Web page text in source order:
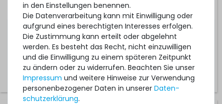
XS3840TE70004
27Stück sofort lieferbar
1-2 Tage*
749,99 € *
in den Einstellungen benennen.
Die Datenverarbeitung kann mit Einwilligung oder
aufgrund eines berechtigten Interesses erfolgen.
Die Zustimmung kann erteilt oder abgelehnt
werden. Es besteht das Recht, nicht einzuwilligen
und die Einwilligung zu einem späteren Zeitpunkt
zu ändern oder zu widerrufen. Beachten Sie unser
Impressum und weitere Hinweise zur Verwendung
personenbezogener Daten in unserer Daten­
schutz­erklärung.